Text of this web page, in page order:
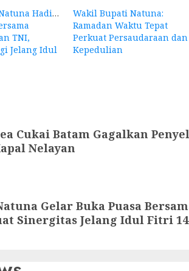
Hadiri
TNI,
Jelang Idul
Wakil Bupati Natuna:
Ramadan Waktu Tepat
Perkuat Persaudaraan dan
Kepedulian
Cukai Batam Gagalkan
Nelayan
Gelar Buka Puasa
Sinergitas Jelang Idul Fitri